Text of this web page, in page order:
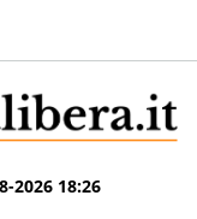
2026 18:26